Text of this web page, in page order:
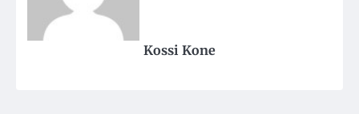
Kossi Kone